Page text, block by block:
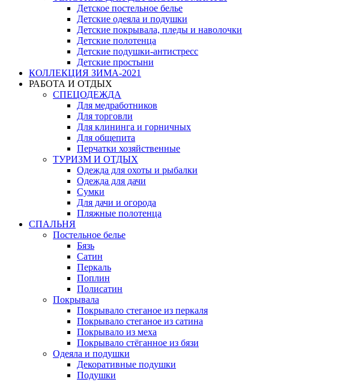
Детское постельное белье
Детские одеяла и подушки
Детские покрывала, пледы и наволочки
Детские полотенца
Детские подушки-антистресс
Детские простыни
КОЛЛЕКЦИЯ ЗИМА-2021
РАБОТА И ОТДЫХ
СПЕЦОДЕЖДА
Для медработников
Для торговли
Для клининга и горничных
Для общепита
Перчатки хозяйственные
ТУРИЗМ И ОТДЫХ
Одежда для охоты и рыбалки
Одежда для дачи
Сумки
Для дачи и огорода
Пляжные полотенца
СПАЛЬНЯ
Постельное белье
Бязь
Сатин
Перкаль
Поплин
Полисатин
Покрывала
Покрывало стеганое из перкаля
Покрывало стеганое из сатина
Покрывало из меха
Покрывало стёганное из бязи
Одеяла и подушки
Декоративные подушки
Подушки